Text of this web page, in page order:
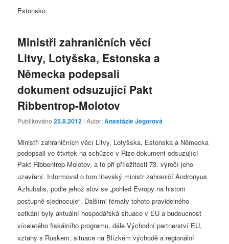
Estonsko
Ministři zahraničních věcí
Litvy, Lotyšska, Estonska a
Německa podepsali
dokument odsuzující Pakt
Ribbentrop-Molotov
Publikováno25.8.2012 | Autor:Anastázie Jegorová
Ministři zahraničních věcí Litvy, Lotyšska, Estonska a Německa
podepsali ve čtvrtek na schůzce v Rize dokument odsuzující
Pakt Ribbentrop-Molotov, a to při příležitosti 73. výročí jeho
uzavření. Informoval o tom litevský ministr zahraničí Andronyus
Azhubalis, podle jehož slov se „pohled Evropy na historii
postupně sjednocuje“. Dalšími tématy tohoto pravidelného
setkání byly aktuální hospodářská situace v EU a budoucnost
víceletého fiskálního programu, dále Východní partnerství EU,
vztahy s Ruskem, situace na Blízkém východě a regionální